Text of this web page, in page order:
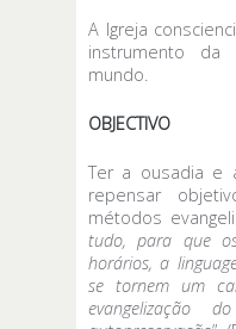
A Igreja
instrumento
mundo.
OBJECTIVO
Ter a ousadia e
repensar
métodos
tudo, para que
horários, a
se tornem um
evangelização